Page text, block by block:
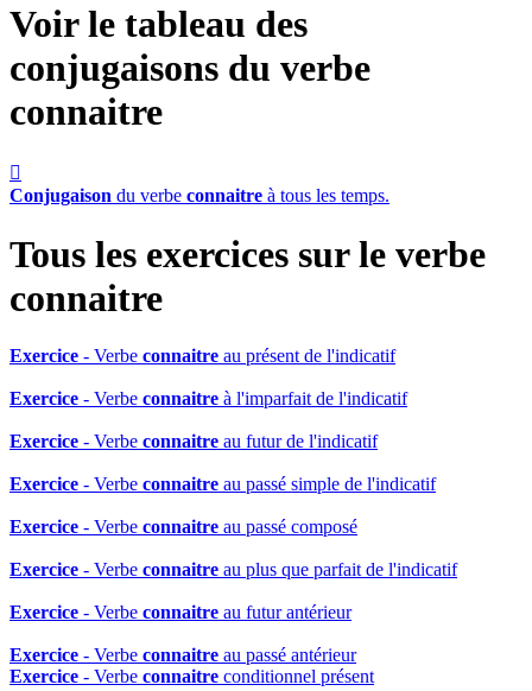
Voir le tableau des
conjugaisons du verbe
connaitre

Conjugaison du verbe connaitre à tous les temps.
Tous les exercices sur le verbe
connaitre
Exercice - Verbe connaitre au présent de l'indicatif
Exercice - Verbe connaitre à l'imparfait de l'indicatif
Exercice - Verbe connaitre au futur de l'indicatif
Exercice - Verbe connaitre au passé simple de l'indicatif
Exercice - Verbe connaitre au passé composé
Exercice - Verbe connaitre au plus que parfait de l'indicatif
Exercice - Verbe connaitre au futur antérieur
Exercice - Verbe connaitre au passé antérieur
Exercice - Verbe connaitre conditionnel présent